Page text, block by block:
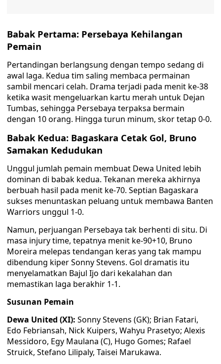
Babak Pertama: Persebaya Kehilangan
Pemain
Pertandingan berlangsung dengan tempo sedang di
awal laga. Kedua tim saling membaca permainan
sambil mencari celah. Drama terjadi pada menit ke-38
ketika wasit mengeluarkan kartu merah untuk Dejan
Tumbas, sehingga Persebaya terpaksa bermain
dengan 10 orang. Hingga turun minum, skor tetap 0-0.
Babak Kedua: Bagaskara Cetak Gol, Bruno
Samakan Kedudukan
Unggul jumlah pemain membuat Dewa United lebih
dominan di babak kedua. Tekanan mereka akhirnya
berbuah hasil pada menit ke-70. Septian Bagaskara
sukses menuntaskan peluang untuk membawa Banten
Warriors unggul 1-0.
Namun, perjuangan Persebaya tak berhenti di situ. Di
masa injury time, tepatnya menit ke-90+10, Bruno
Moreira melepas tendangan keras yang tak mampu
dibendung kiper Sonny Stevens. Gol dramatis itu
menyelamatkan Bajul Ijo dari kekalahan dan
memastikan laga berakhir 1-1.
Susunan Pemain
Dewa United (XI): Sonny Stevens (GK); Brian Fatari,
Edo Febriansah, Nick Kuipers, Wahyu Prasetyo; Alexis
Messidoro, Egy Maulana (C), Hugo Gomes; Rafael
Struick, Stefano Lilipaly, Taisei Marukawa.